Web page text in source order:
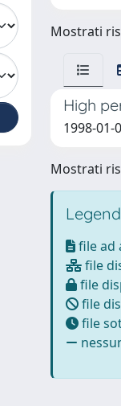
Mostrati
High
1998-01-
Mostrati
file ad
file
file
file
file